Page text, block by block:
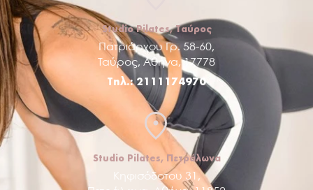
Studio Pilates, Ταύρος
Πατριάρχου Γρ. 58-60,
Ταύρος, Αθήνα, 17778
Τηλ.: 2111174970
Studio Pilates, Πετράλωνα
Κηφισόδοτου 31,
Πετράλωνα, Αθήνα, 11852